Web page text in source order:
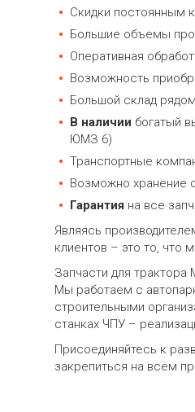
Скидки постоянным
Большие объемы
Оперативная
Возможность
Большой склад
В наличии богатый
ЮМЗ 6)
Транспортные
Возможно хранение
Гарантия на все
Являясь
клиентов – это то, что
Запчасти для
Мы работаем с
строительными
станках ЧПУ –
Присоединяйтесь к
закрепиться на всём